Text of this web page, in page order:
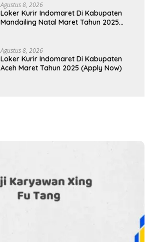
Agustus 8, 2026
Loker Kurir Indomaret Di Kabupaten
Mandailing Natal Maret Tahun 2025
Agustus 8, 2026
Loker Kurir Indomaret Di Kabupaten
Aceh Maret Tahun 2025 (Apply Now)